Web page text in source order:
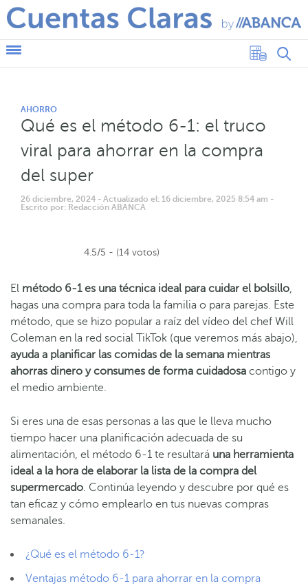
AHORRO
Qué es el método 6-1: el truco
viral para ahorrar en la compra
del super
26 diciembre, 2024 - Actualizado el: 16 diciembre, 2025 8:54 am -
Escrito por: Redacción ABANCA
4.5/5 - (14 votos)
El método 6-1 es una técnica ideal para cuidar el bolsillo,
hagas una compra para toda la familia o para parejas. Este
método, que se hizo popular a raíz del vídeo del chef Will
Coleman en la red social TikTok (que veremos más abajo),
ayuda a planificar las comidas de la semana mientras
ahorras dinero y consumes de forma cuidadosa contigo y
el medio ambiente.
Si eres una de esas personas a las que le lleva mucho
tiempo hacer una planificación adecuada de su
alimentación, el método 6-1 te resultará una herramienta
ideal a la hora de elaborar la lista de la compra del
supermercado. Continúa leyendo y descubre por qué es
tan eficaz y cómo emplearlo en tus nuevas compras
semanales.
¿Qué es el método 6-1?
Ventajas método 6-1 para ahorrar en la compra